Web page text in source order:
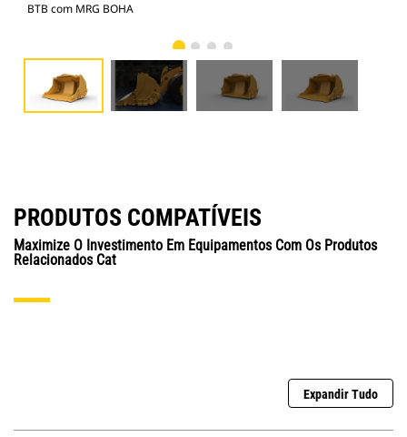
BTB com MRG BOHA
PRODUTOS COMPATÍVEIS
Maximize O Investimento Em Equipamentos Com Os Produtos
Relacionados Cat
Expandir Tudo